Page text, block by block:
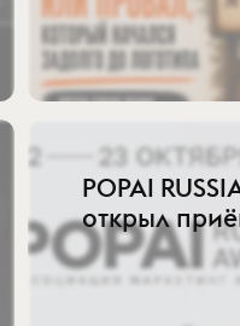
POPAI
открыл